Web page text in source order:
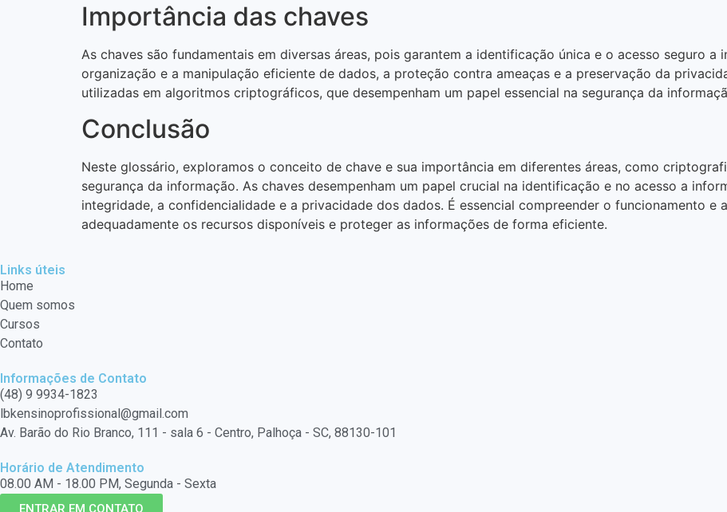
Importância das chaves
As chaves são fundamentais em diversas áreas, pois garantem a identificação única e o acesso seguro a
organização e a manipulação eficiente de dados, a proteção contra ameaças e a preservação da
utilizadas em algoritmos criptográficos, que desempenham um papel essencial na segurança da
Conclusão
Neste glossário, exploramos o conceito de chave e sua importância em diferentes áreas, como
segurança da informação. As chaves desempenham um papel crucial na identificação e no acesso a
integridade, a confidencialidade e a privacidade dos dados. É essencial compreender o funcionamento e
adequadamente os recursos disponíveis e proteger as informações de forma eficiente.
Links úteis
Home
Quem somos
Cursos
Contato
Informações de Contato
(48) 9 9934-1823
lbkensinoprofissional@gmail.com
Av. Barão do Rio Branco, 111 - sala 6 - Centro, Palhoça - SC, 88130-101
Horário de Atendimento
08.00 AM - 18.00 PM, Segunda - Sexta
ENTRAR EM CONTATO